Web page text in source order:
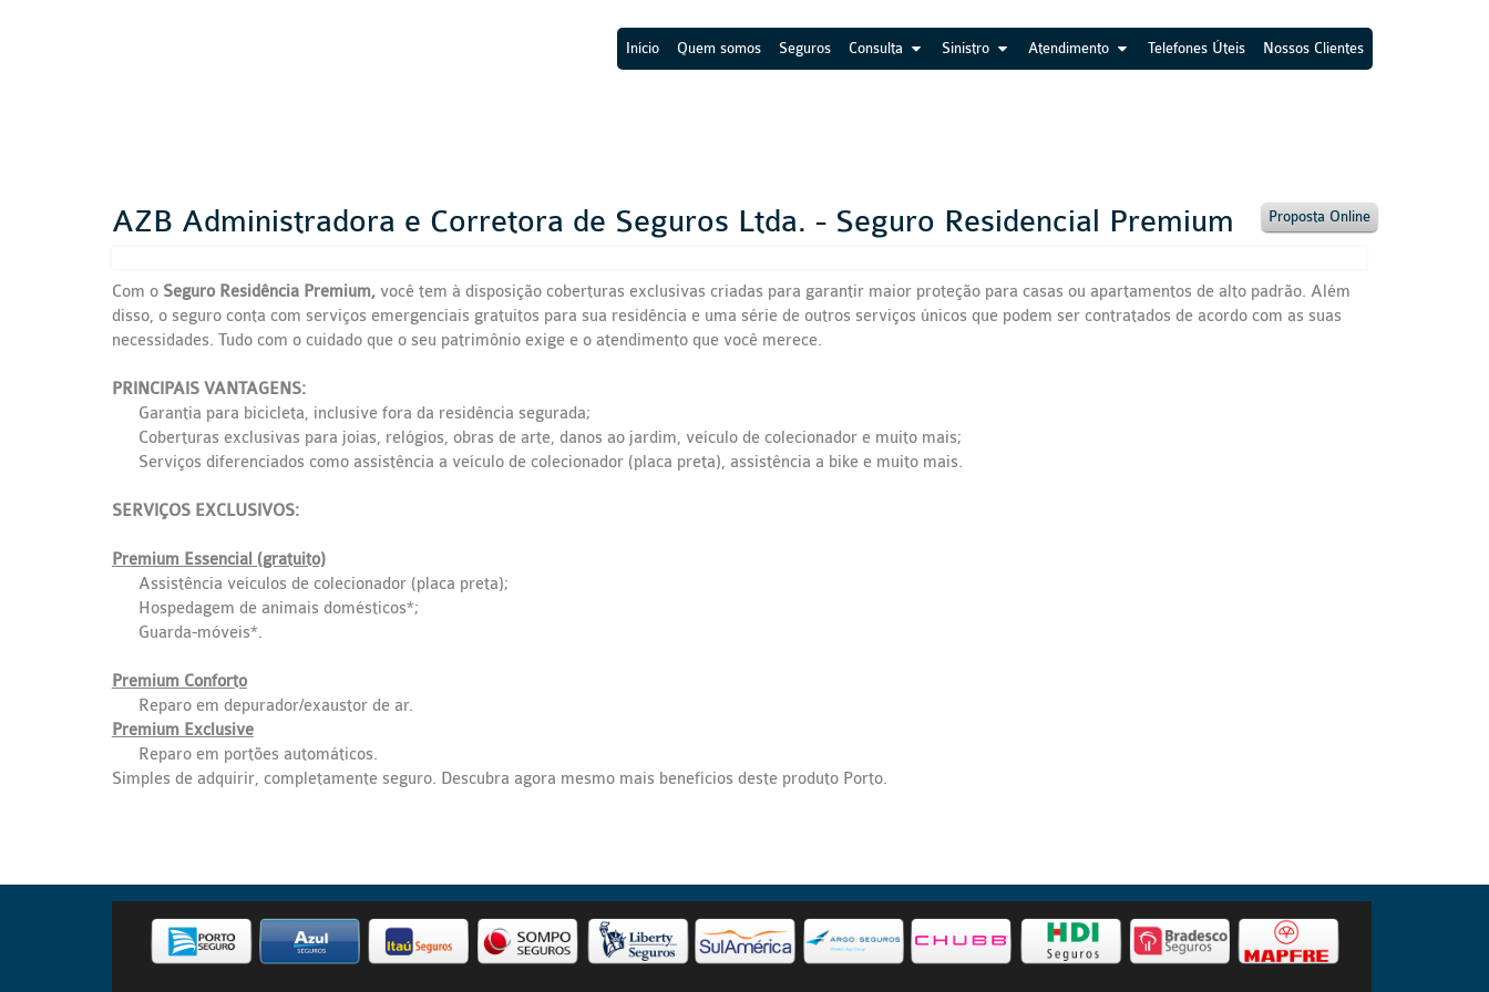
Início Quem somos Seguros Consulta Sinistro Atendimento Telefones Úteis Nossos Clientes
Proposta Online
AZB Administradora e Corretora de Seguros Ltda. - Seguro Residencial Premium
Com o Seguro Residência Premium, você tem à disposição coberturas exclusivas criadas para garantir maior proteção para casas ou apartamentos de alto padrão. Além
disso, o seguro conta com serviços emergenciais gratuitos para sua residência e uma série de outros serviços únicos que podem ser contratados de acordo com as suas
necessidades. Tudo com o cuidado que o seu patrimônio exige e o atendimento que você merece.
PRINCIPAIS VANTAGENS:
Garantia para bicicleta, inclusive fora da residência segurada;
Coberturas exclusivas para joias, relógios, obras de arte, danos ao jardim, veículo de colecionador e muito mais;
Serviços diferenciados como assistência a veículo de colecionador (placa preta), assistência a bike e muito mais.
SERVIÇOS EXCLUSIVOS:
Premium Essencial (gratuito)
Assistência veículos de colecionador (placa preta);
Hospedagem de animais domésticos*;
Guarda-móveis*.
Premium Conforto
Reparo em depurador/exaustor de ar.
Premium Exclusive
Reparo em portões automáticos.
Simples de adquirir, completamente seguro. Descubra agora mesmo mais benefícios deste produto Porto.